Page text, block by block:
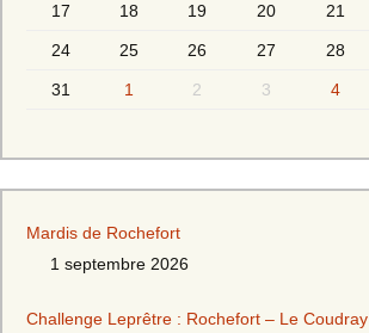
17 18 19 20 21
24 25 26 27 28
31 1 2 3 4
Mardis de Rochefort
1 septembre 2026
Challenge Leprêtre : Rochefort – Le Coudray